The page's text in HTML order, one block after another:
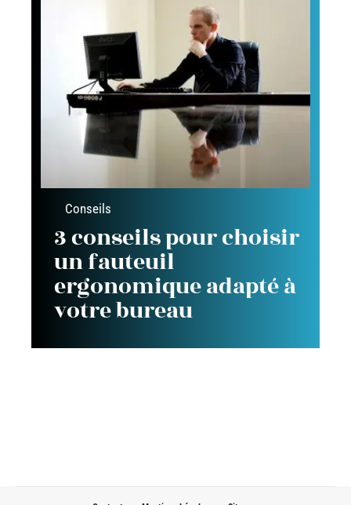
Conseils
3 conseils pour choisir
un fauteuil
ergonomique adapté à
votre bureau